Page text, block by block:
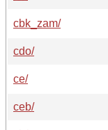
cbk_zam/
cdo/
ce/
ceb/